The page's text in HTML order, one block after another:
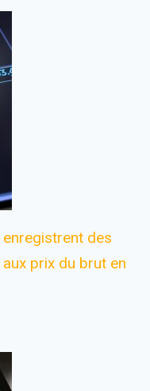
des
prix du brut en